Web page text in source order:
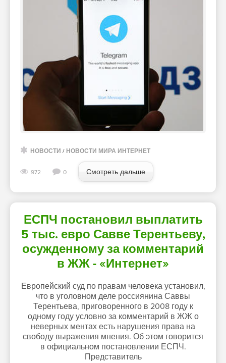
НОВОСТИ / НОВОСТИ МИРА ИНТЕРНЕТ
972 0 Смотреть дальше
ЕСПЧ постановил выплатить
5 тыс. евро Савве Терентьеву,
осужденному за комментарий
в ЖЖ - «Интернет»
Европейский суд по правам человека установил,
что в уголовном деле россиянина Саввы
Терентьева, приговоренного в 2008 году к
одному году условно за комментарий в ЖЖ о
неверных ментах есть нарушения права на
свободу выражения мнения. Об этом говорится
в официальном постановлении ЕСПЧ.
Представитель